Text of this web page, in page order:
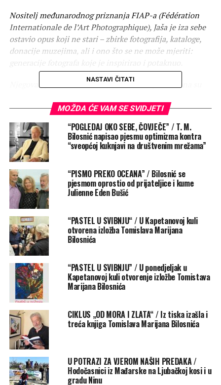
Nositelj međunarodnog priznanja FIAP-a (Fédération
Internationale de l’Art Photographique), Jaša je iza sebe
ostavio opus koji ne stari – zbirke fotografija, kataloge,
donacije muzejima, ali i ono što se ne može mjeriti:
Njegova djela nisu bila tek estetska zabilješka – ona su
međunarodne izložbe fotografije poput Čovjek i more i
Sveti otok, koje je pokrenuo i godinama gradio, Ante Jaša
je otvorio prostor za dijalog između lokalnog i globalnog,
tradicije i suvremenosti. Njegov rad bio je most između
svjetova, između prošlog i budućeg.
Bio je jedan od onih rijetkih ljudi koji su tiho činili velika
djela. Nije tražio pozornicu, ali je uvijek bio prisutan – u
kadru, u prostoru, u srcima onih koji su ga poznavali.
Danas, kad se opraštamo, ne nestaje samo umjetnik –
nestaje dio jednog svijeta. Ali ono što je ostavio za
sobom ostat će zauvijek: svjetlost zarobljena na papiru,
more koje šumi u crno-bijelom, lice ribara koje gleda u
vječnost.
Zbogom, Ante. Hvala ti na svemu.
Neka ti more bude mirno, a svjetlo vječno.
Tomislav Marijan Bilosnić
Zemunik, 14. lipnja 2025.
Rate this item: Submit Rating
NASTAVI ČITATI
MOŽDA ĆE VAM SE SVIDJETI
“POGLEDAJ OKO SEBE, ČOVJEČE” / T. M.
Bilosnić napisao pjesmu optimizma kontra
“sveopćoj kuknjavi na društvenim mrežama”
“PISMO PREKO OCEANA” / Bilosnić se
pjesmom oprostio od prijateljice i kume
Julienne Eden Bušić
“PASTEL U SVIBNJU“ / U Kapetanovoj kuli
otvorena izložba Tomislava Marijana
Bilosnića
“PASTEL U SVIBNJU” / U ponedjeljak u
Kapetanovoj kuli otvorenje izložbe Tomistava
Marijana Bilosnića
CIKLUS „OD MORA I ZLATA“ / Iz tiska izašla i
treća knjiga Tomislava Marijana Bilosnića
U POTRAZI ZA VJEROM NAŠIH PREDAKA /
Hodočasnici iz Mađarske na Ljubačkoj kosi i u
gradu Ninu